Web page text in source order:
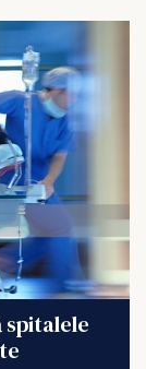
spitalele